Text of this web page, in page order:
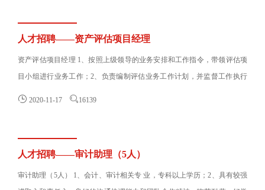
人才招聘——资产评估项目经理
资产评估项目经理 1、按照上级领导的业务安排和工作指令，带领评估项
目小组进行业务工作；2、负责编制评估业务工作计划，并监督工作执行
 2020-11-17  16139
人才招聘——审计助理（5人）
审计助理（5人） 1、会计、审计相关专 业，专科以上学历；2、具有较强